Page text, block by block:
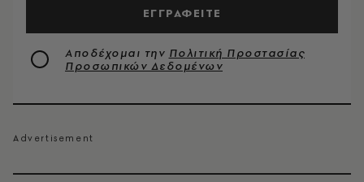
ΕΓΓΡΑΦΕΙΤΕ
Αποδέχομαι την Πολιτική Προστασίας
Προσωπικών Δεδομένων